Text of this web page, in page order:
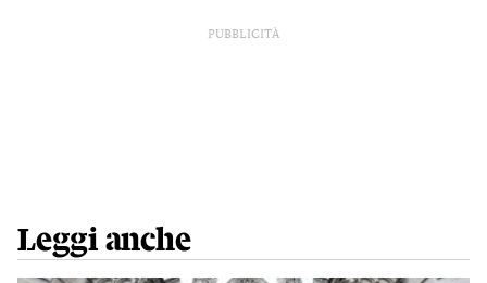
PUBBLICITÀ
Leggi anche